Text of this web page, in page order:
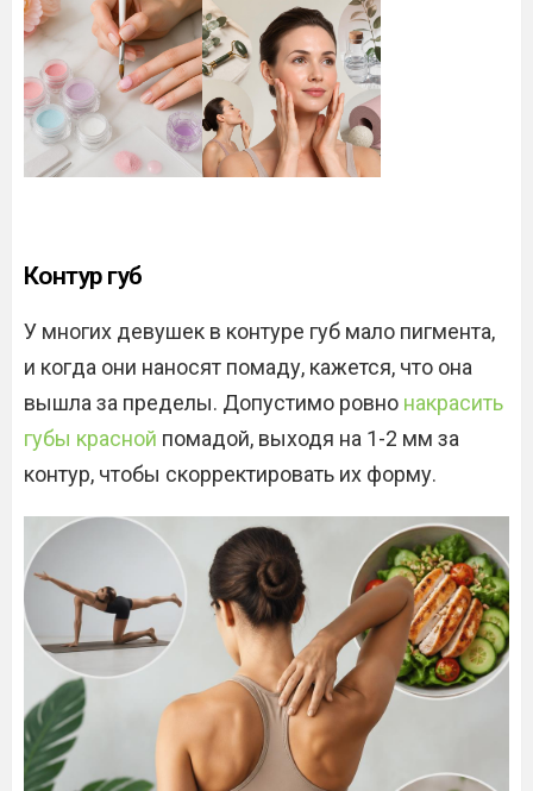
Контур губ
У многих девушек в контуре губ мало пигмента,
и когда они наносят помаду, кажется, что она
вышла за пределы. Допустимо ровно накрасить
губы красной помадой, выходя на 1-2 мм за
контур, чтобы скорректировать их форму.